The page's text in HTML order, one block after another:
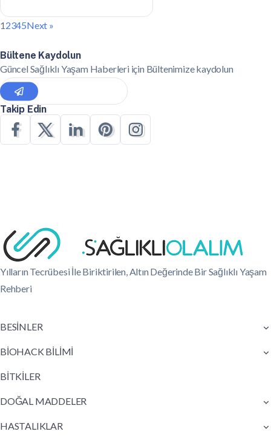
12345Next »
Bültene Kaydolun
Güncel Sağlıklı Yaşam Haberleri için Bültenimize kaydolun
Takip Edin
Yılların Tecrübesi İle Biriktirilen, Altın Değerinde Bir Sağlıklı Yaşam
Rehberi
BESİNLER
BİOHACK BİLİMİ
BİTKİLER
DOĞAL MADDELER
HASTALIKLAR